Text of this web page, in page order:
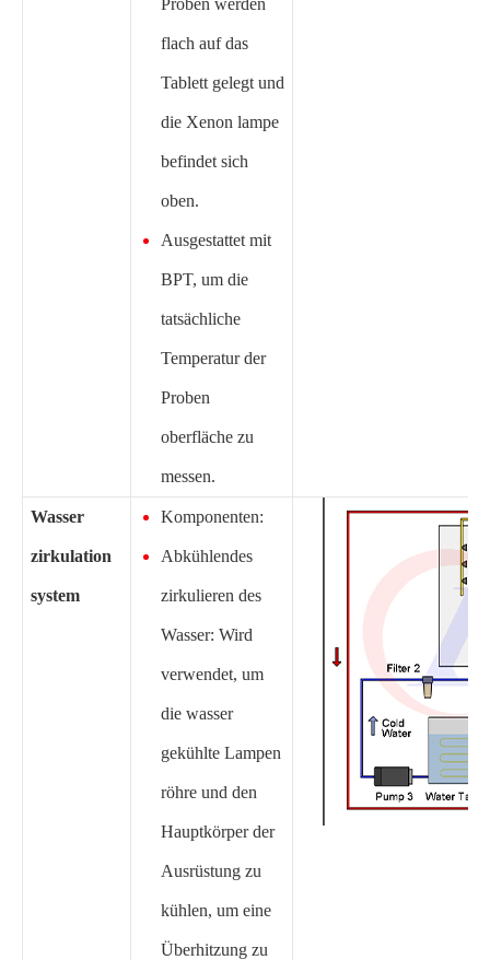
Proben werden
flach auf das
Tablett gelegt und
die Xenon lampe
befindet sich
oben.
Ausgestattet mit
BPT, um die
tatsächliche
Temperatur der
Proben
oberfläche zu
messen.
Wasser
zirkulation
system
Komponenten:
Abkühlendes
zirkulieren des
Wasser: Wird
verwendet, um
die wasser
gekühlte Lampen
röhre und den
Hauptkörper der
Ausrüstung zu
kühlen, um eine
Überhitzung zu